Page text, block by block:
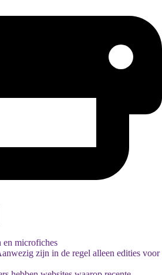
en microfiches
zijn in de regel alleen edities voor